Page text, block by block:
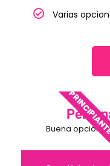
Varias
Buena opción